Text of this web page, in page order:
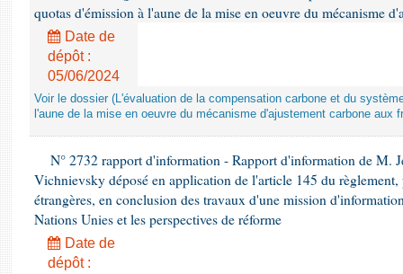
quotas d'émission à l'aune de la mise en oeuvre du mécanisme
Date de
dépôt :
05/06/2024
Voir le dossier (L'évaluation de la compensation carbone et du
l'aune de la mise en oeuvre du mécanisme d'ajustement carbone aux
N° 2732 rapport d'information - Rapport d'information de M.
Vichnievsky déposé en application de l'article 145 du règlement,
étrangères, en conclusion des travaux d'une mission
Nations Unies et les perspectives de réforme
Date de
dépôt :